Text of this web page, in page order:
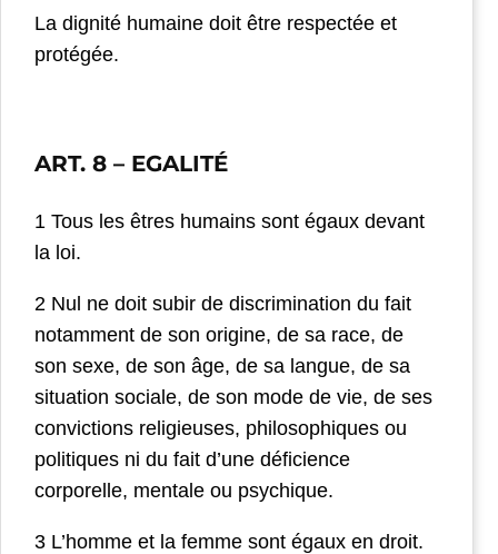
La dignité humaine doit être respectée et
protégée.
ART. 8 – EGALITÉ
1 Tous les êtres humains sont égaux devant
la loi.
2 Nul ne doit subir de discrimination du fait
notamment de son origine, de sa race, de
son sexe, de son âge, de sa langue, de sa
situation sociale, de son mode de vie, de ses
convictions religieuses, philosophiques ou
politiques ni du fait d’une déficience
corporelle, mentale ou psychique.
3 L’homme et la femme sont égaux en droit.